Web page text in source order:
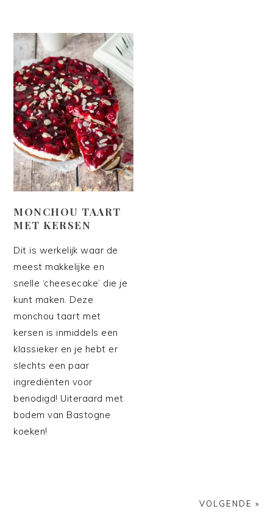
MONCHOU TAART
MET KERSEN
Dit is werkelijk waar de
meest makkelijke en
snelle ‘cheesecake’ die je
kunt maken. Deze
monchou taart met
kersen is inmiddels een
klassieker en je hebt er
slechts een paar
ingrediënten voor
benodigd! Uiteraard met
bodem van Bastogne
koeken!
VOLGENDE »